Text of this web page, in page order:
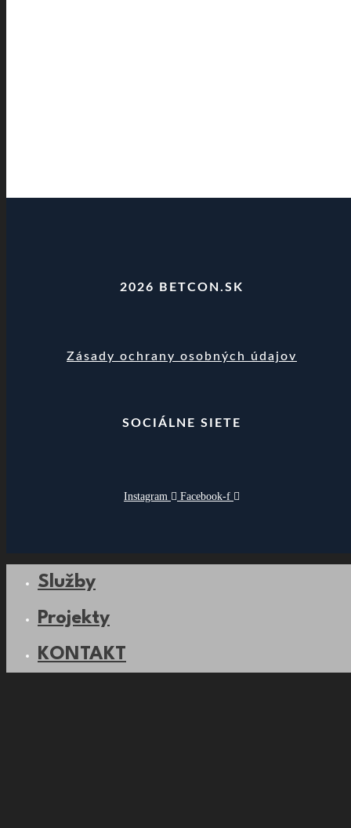
2026 BETCON.SK
Zásady ochrany osobných údajov
SOCIÁLNE SIETE
Instagram Facebook-f
Služby
Projekty
KONTAKT